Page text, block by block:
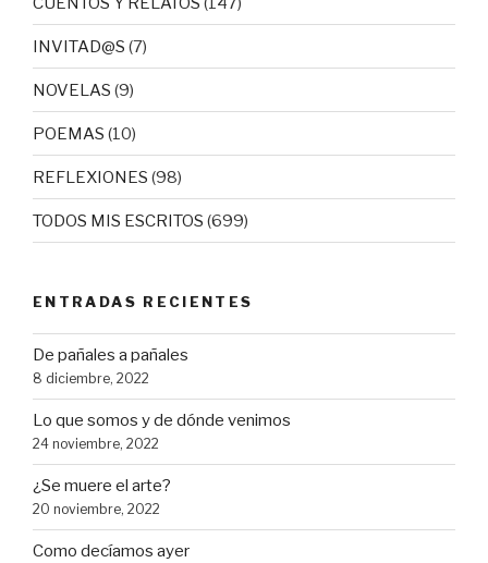
INVITAD@S (7)
NOVELAS (9)
POEMAS (10)
REFLEXIONES (98)
TODOS MIS ESCRITOS (699)
ENTRADAS RECIENTES
De pañales a pañales
8 diciembre, 2022
Lo que somos y de dónde venimos
24 noviembre, 2022
¿Se muere el arte?
20 noviembre, 2022
Como decíamos ayer